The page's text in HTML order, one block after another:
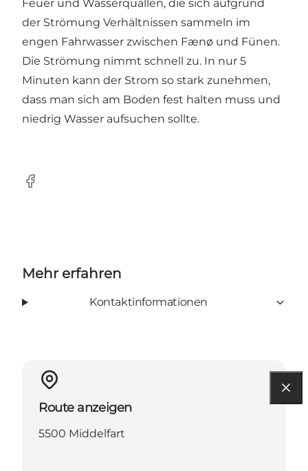
Feuer und Wasserquallen, die sich aufgrund
der Strömung Verhältnissen sammeln im
engen Fahrwasser zwischen Fænø und Fünen.
Die Strömung nimmt schnell zu. In nur 5
Minuten kann der Strom so stark zunehmen,
dass man sich am Boden fest halten muss und
niedrig Wasser aufsuchen sollte.
Facebook
Mehr erfahren
Kontaktinformationen
Route anzeigen
5500 Middelfart